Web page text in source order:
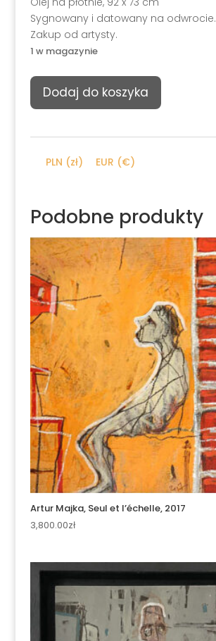
Sygnowany i datowany na odwrocie.
Zakup od artysty.
1 w magazynie
ilość
PiotrDodaj do koszyka
PLN (zł) EUR (€)
Podobne produkty
Artur Majka, Seul et l’échelle, 2017
3,800.00zł